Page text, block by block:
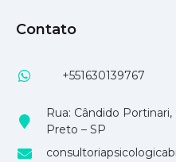
Contato
+551630139767
Rua: Cândido
Preto – SP